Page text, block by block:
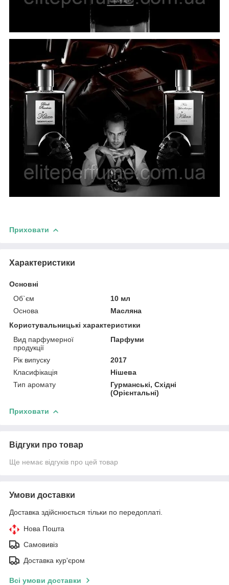
Приховати
Характеристики
Основні
Об`єм
10 мл
Основа
Масляна
Користувальницькі характеристики
Вид парфумерної
продукції
Парфуми
Рік випуску
2017
Класифікація
Нішева
Тип аромату
Гурманські, Східні
(Орієнтальні)
Приховати
Відгуки про товар
Ще немає відгуків про цей товар
Умови доставки
Доставка здійснюється тільки по передоплаті.
Нова Пошта
Самовивіз
Доставка кур'єром
Всі умови доставки